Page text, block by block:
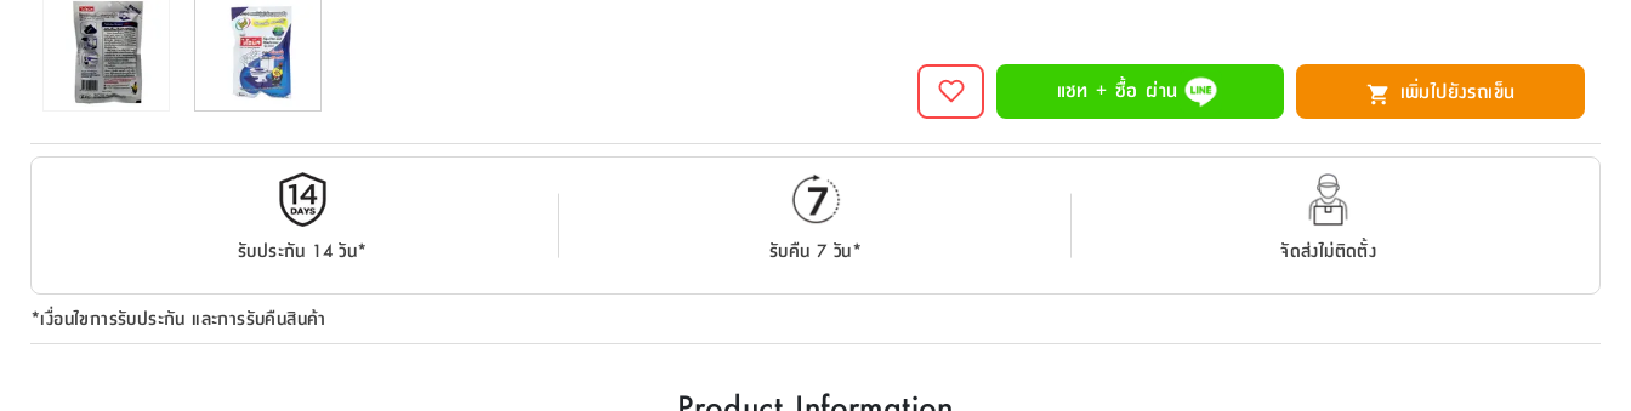
แชท + ซื้อ ผ่าน เพิ่มไปยังรถเข็น
รับประกัน 14 วัน* รับคืน 7 วัน* จัดส่งไม่ติดตั้ง
*เงื่อนไขการรับประกัน และการรับคืนสินค้า